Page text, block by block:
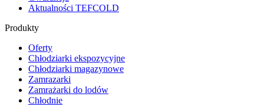
Aktualności TEFCOLD
Produkty
Oferty
Chłodziarki ekspozycyjne
Chłodziarki magazynowe
Zamrazarki
Zamrażarki do lodów
Chłodnie